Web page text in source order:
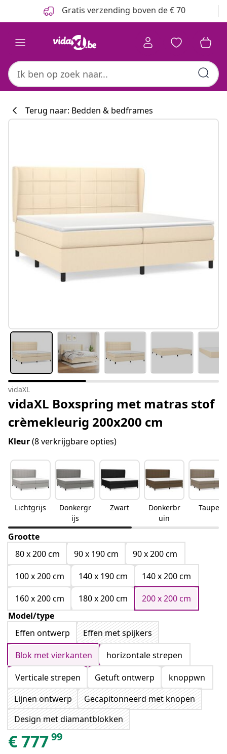
Gratis verzending boven de € 70
Terug naar: Bedden & bedframes
vidaXL
vidaXL Boxspring met matras stof
crèmekleurig 200x200 cm
Kleur(8 verkrijgbare opties)
Lichtgrijs
Donkergr
ijs
Zwart
Donkerbr
uin
Taupe
Grootte
80 x 200 cm
90 x 190 cm
90 x 200 cm
100 x 200 cm
140 x 190 cm
140 x 200 cm
160 x 200 cm
180 x 200 cm
200 x 200 cm
Model/type
Effen ontwerp
Effen met spijkers
Blok met vierkanten
horizontale strepen
Verticale strepen
Getuft ontwerp
knoppwn
Lijnen ontwerp
Gecapitonneerd met knopen
Design met diamantblokken
€77799